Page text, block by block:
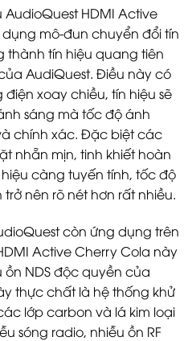
HDMI Active
mô-đun chuyển đổi tín
thành tín hiệu quang tiên
AudiQuest. Điều này có
xoay chiều, tín hiệu sẽ
sáng mà tốc độ ánh
chính xác. Đặc biệt các
nhẵn mịn, tinh khiết hoàn
càng tuyến tính, tốc độ
nên rõ nét hơn rất nhiều.
còn ứng dụng trên
Active Cherry Cola này
NDS độc quyền của
thực chất là hệ thống khử
lớp carbon và lá kim loại
sóng radio, nhiễu ồn RF